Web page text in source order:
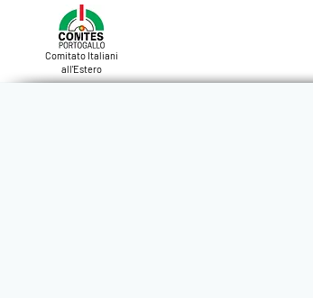
Comitato Italiani
all'Estero